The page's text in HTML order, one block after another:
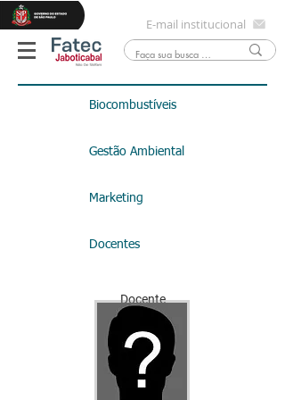
E-mail institucional
Biocombustíveis
Gestão Ambiental
Marketing
Docentes
Docente